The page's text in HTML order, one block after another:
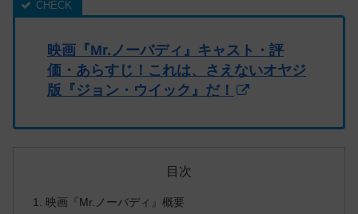
映画『Mr.ノーバディ』キャスト・評
価・あらすじ！これは、さえないオヤジ
版『ジョン・ウイック』だ！
目次
映画『Mr.ノーバディ』概要